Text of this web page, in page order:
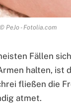
© PeJo - Fotolia.com
Fällen
halten, ist
fließen die
atmet.